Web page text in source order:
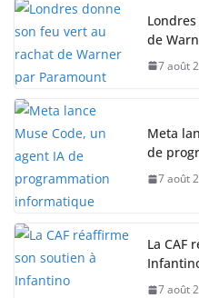
de
7 août
Meta
de
7 août
La CAF
7 août